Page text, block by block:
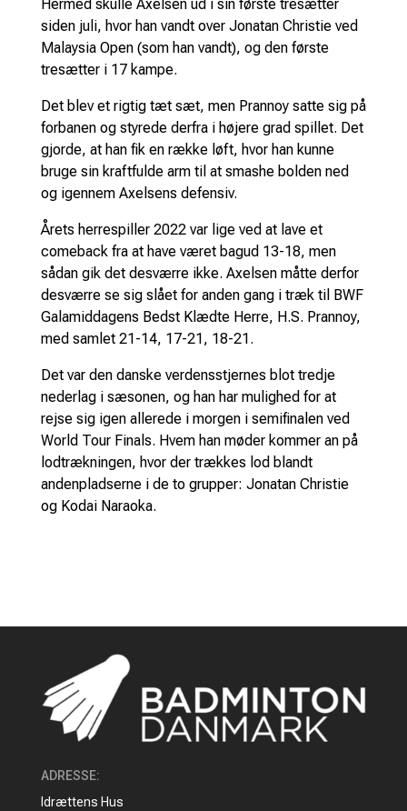
Hermed skulle Axelsen ud i sin første tresætter
siden juli, hvor han vandt over Jonatan Christie ved
Malaysia Open (som han vandt), og den første
tresætter i 17 kampe.
Det blev et rigtig tæt sæt, men Prannoy satte sig på
forbanen og styrede derfra i højere grad spillet. Det
gjorde, at han fik en række løft, hvor han kunne
bruge sin kraftfulde arm til at smashe bolden ned
og igennem Axelsens defensiv.
Årets herrespiller 2022 var lige ved at lave et
comeback fra at have været bagud 13-18, men
sådan gik det desværre ikke. Axelsen måtte derfor
desværre se sig slået for anden gang i træk til BWF
Galamiddagens Bedst Klædte Herre, H.S. Prannoy,
med samlet 21-14, 17-21, 18-21.
Det var den danske verdensstjernes blot tredje
nederlag i sæsonen, og han har mulighed for at
rejse sig igen allerede i morgen i semifinalen ved
World Tour Finals. Hvem han møder kommer an på
lodtrækningen, hvor der trækkes lod blandt
andenpladserne i de to grupper: Jonatan Christie
og Kodai Naraoka.
ADRESSE:
Idrættens Hus